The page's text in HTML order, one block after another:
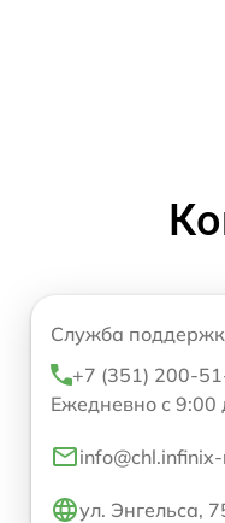
Служба
+7 (351) 200-
Ежедневно с 9:00
ул. Энгельса,